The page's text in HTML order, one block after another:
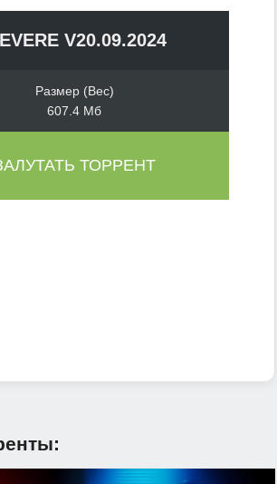
V20.09.2024
Размер (Вес)
607.4 Мб
ТОРРЕНТ